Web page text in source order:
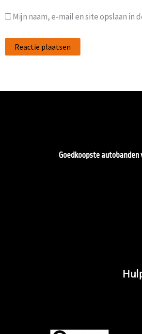
Mijn naam, e-mail en site opslaan in
Goedkoopste autobanden